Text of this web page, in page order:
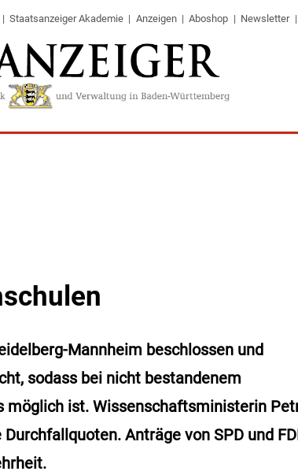
Staatsanzeiger Akademie Anzeigen Aboshop Newsletter
Mannheim beschlossen und
sodass bei nicht bestandenem
möglich ist. Wissenschaftsministerin
Anträge von SPD und